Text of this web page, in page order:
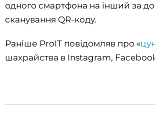
одного смартфона на інший за
сканування QR-коду.
Раніше ProIT повідомляв про «
шахрайства в Instagram,